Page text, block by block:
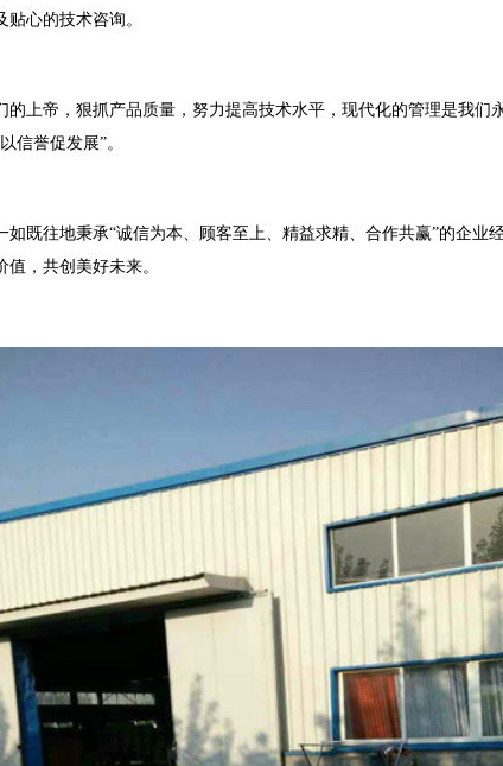
心的技术咨询。
的上帝，狠抓产品质量，努力提高技术水平，现代化的管理是我们
信誉促发展”。
如既往地秉承“诚信为本、顾客至上、精益求精、合作共赢”的企业
，共创美好未来。